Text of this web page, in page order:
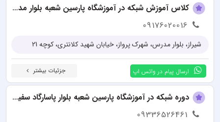
کلاس آموزش شبکه در آموزشگاه پارسین شعبه بلوار مدرس
09176020016
شیراز، بلوار مدرس، شهرک پرواز، خیابان شهید کلانتری، کوچه 21
ارسال پیام در واتس اپ جزئیات بیشتر
دوره شبکه در آموزشگاه پارسین شعبه بلوار پاسارگاد سفیر جنوبی
09336526461